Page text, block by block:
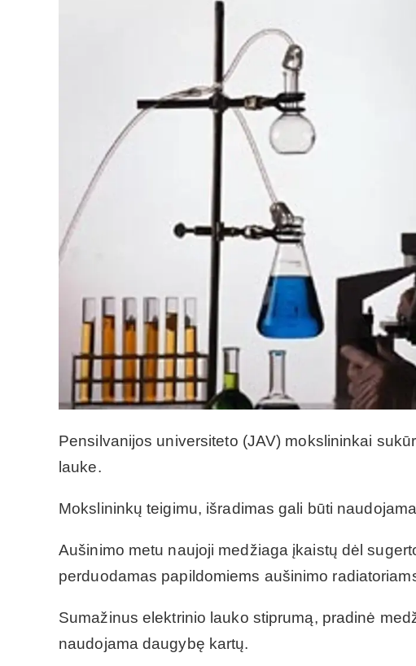
Pensilvanijos universiteto (JAV) mokslininkai
lauke.
Mokslininkų teigimu, išradimas gali būti
Aušinimo metu naujoji medžiaga įkaistų dėl
perduodamas papildomiems aušinimo
Sumažinus elektrinio lauko stiprumą, pradinė
naudojama daugybę kartų.